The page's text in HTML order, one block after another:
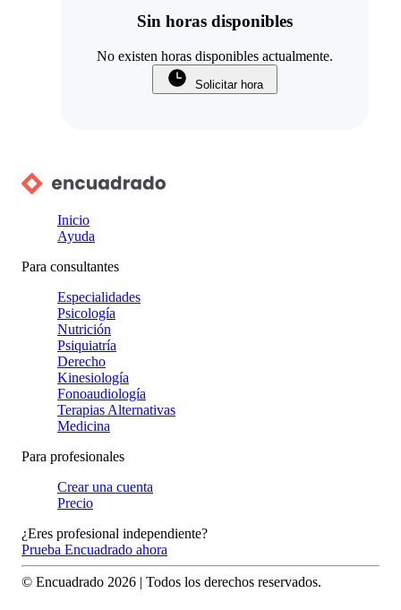
Sin horas disponibles
No existen horas disponibles actualmente.
Solicitar hora
Inicio
Ayuda
Para consultantes
Especialidades
Psicología
Nutrición
Psiquiatría
Derecho
Kinesiología
Fonoaudiología
Terapias Alternativas
Medicina
Para profesionales
Crear una cuenta
Precio
¿Eres profesional independiente?
Prueba Encuadrado ahora
© Encuadrado 2026 | Todos los derechos reservados.